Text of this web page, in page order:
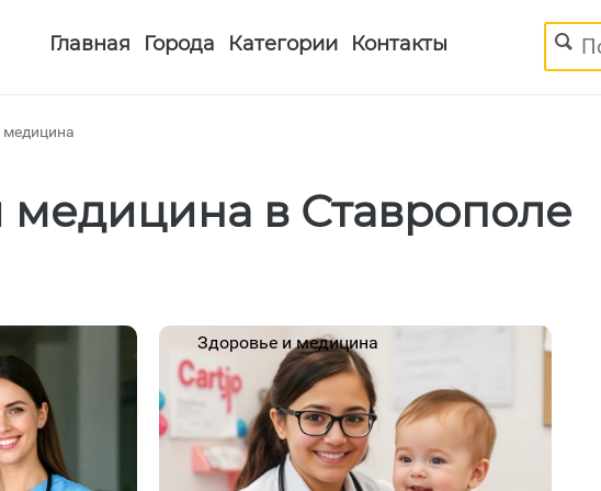
Главная Города Категории Контакты
медицина
медицина в Ставрополе
Здоровье и медицина